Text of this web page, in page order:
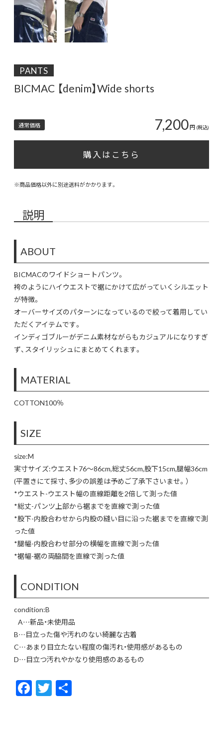
PANTS
BICMAC 【denim】Wide shorts
通常価格 7,200円 (税込)
購入はこちら
※商品価格以外に別途送料がかかります。
説明
ABOUT
BICMACのワイドショートパンツ。
袴のようにハイウエストで裾にかけて広がっていくシルエット
が特徴。
オーバーサイズのパターンになっているので絞って着用してい
ただくアイテムです。
インディゴブルーがデニム素材ながらもカジュアルになりすぎ
ず、スタイリッシュにまとめてくれます。
MATERIAL
COTTON100％
SIZE
size:M
実寸サイズ:ウエスト76〜86cm,総丈56cm,股下15cm,腿幅36cm
(平置きにて採寸、多少の誤差は予めご了承下さいませ。）
*ウエスト-ウエスト幅の直線距離を2倍して測った値
*総丈-パンツ上部から裾までを直線で測った値
*股下-内股合わせから内股の縫い目に沿った裾までを直線で測
った値
*腿幅-内股合わせ部分の横幅を直線で測った値
*裾幅-裾の両脇間を直線で測った値
CONDITION
condition:B
A…新品・未使用品
B…目立った傷や汚れのない綺麗な古着
C…あまり目立たない程度の傷汚れ・使用感があるもの
D…目立つ汚れやかなり使用感のあるもの
F
ac
T
w